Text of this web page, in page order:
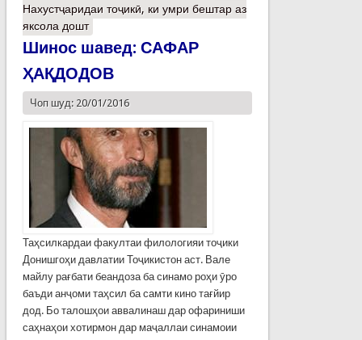
Нахустҷаридаи тоҷикӣ, ки умри бештар аз
яксола дошт
Шинос шавед: САФАР
ҲАҚДОДОВ
Чоп шуд: 20/01/2016
Таҳсилкардаи факултаи филологияи тоҷики
Донишгоҳи давлатии Тоҷикистон аст. Вале
майлу рағбати беандоза ба синамо роҳи ӯро
баъди анҷоми таҳсил ба самти кино тағйир
дод. Бо талошҳои аввалинаш дар офариниши
саҳнаҳои хотирмон дар маҷаллаи синамоии